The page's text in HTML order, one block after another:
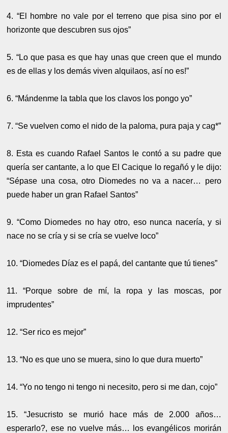
4. “El hombre no vale por el terreno que pisa sino por el
horizonte que descubren sus ojos”
5. “Lo que pasa es que hay unas que creen que el mundo
es de ellas y los demás viven alquilaos, así no es!”
6. “Mándenme la tabla que los clavos los pongo yo”
7. “Se vuelven como el nido de la paloma, pura paja y cag*”
8. Esta es cuando Rafael Santos le contó a su padre que
quería ser cantante, a lo que El Cacique lo regañó y le dijo:
“Sépase una cosa, otro Diomedes no va a nacer… pero
puede haber un gran Rafael Santos”
9. “Como Diomedes no hay otro, eso nunca nacería, y si
nace no se cría y si se cría se vuelve loco”
10. “Diomedes Díaz es el papá, del cantante que tú tienes”
11. “Porque sobre de mí, la ropa y las moscas, por
imprudentes”
12. “Ser rico es mejor”
13. “No es que uno se muera, sino lo que dura muerto”
14. “Yo no tengo ni tengo ni necesito, pero si me dan, cojo”
15. “Jesucristo se murió hace más de 2.000 años…
esperarlo?, ese no vuelve más… los evangélicos morirán